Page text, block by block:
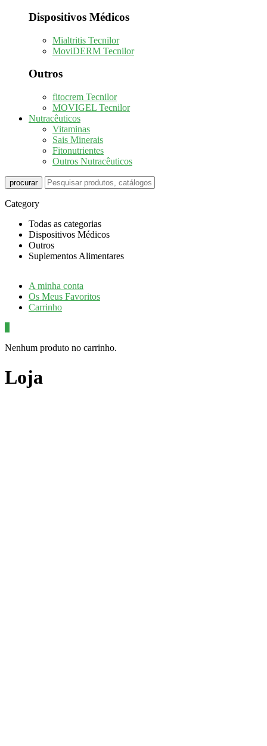
Dispositivos Médicos
Mialtritis Tecnilor
MoviDERM Tecnilor
Outros
fitocrem Tecnilor
MOVIGEL Tecnilor
Nutracêuticos
Vitaminas
Sais Minerais
Fitonutrientes
Outros Nutracêuticos
procurar
Category
Todas as categorias
Dispositivos Médicos
Outros
Suplementos Alimentares
A minha conta
Os Meus Favoritos
Carrinho
Nenhum produto no carrinho.
Loja